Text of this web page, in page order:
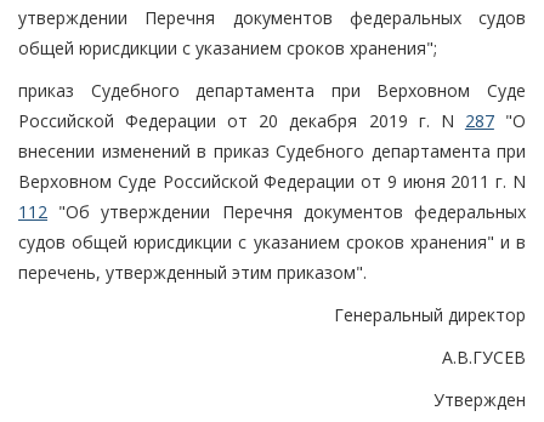
утверждении Перечня документов федеральных судов
общей юрисдикции с указанием сроков хранения";
приказ Судебного департамента при Верховном Суде
Российской Федерации от 20 декабря 2019 г. N 287"О
внесении изменений в приказ Судебного департамента при
Верховном Суде Российской Федерации от 9 июня 2011 г. N
112 "Об утверждении Перечня документов федеральных
судов общей юрисдикции с указанием сроков хранения" и в
перечень, утвержденный этим приказом".
Генеральный директор
А.В.ГУСЕВ
Утвержден